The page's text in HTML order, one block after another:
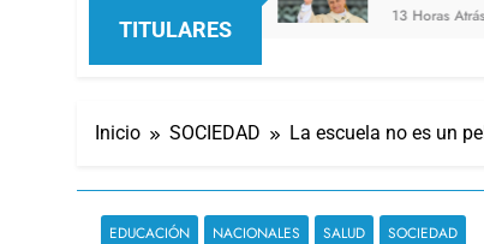
TITULARES
13 Horas Atrás
Inicio SOCIEDAD La escuela no es un
EDUCACIÓN NACIONALES SALUD SOCIEDAD